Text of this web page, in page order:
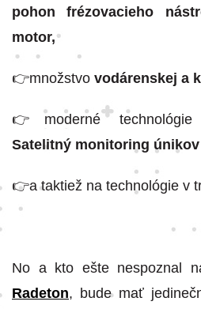
pohon frézovacieho
motor,
👉množstvo vodárenskej a
👉moderné
Satelitný monitoring
👉a taktiež na technológie v
No a kto ešte nespoznal
Radeton, bude mať